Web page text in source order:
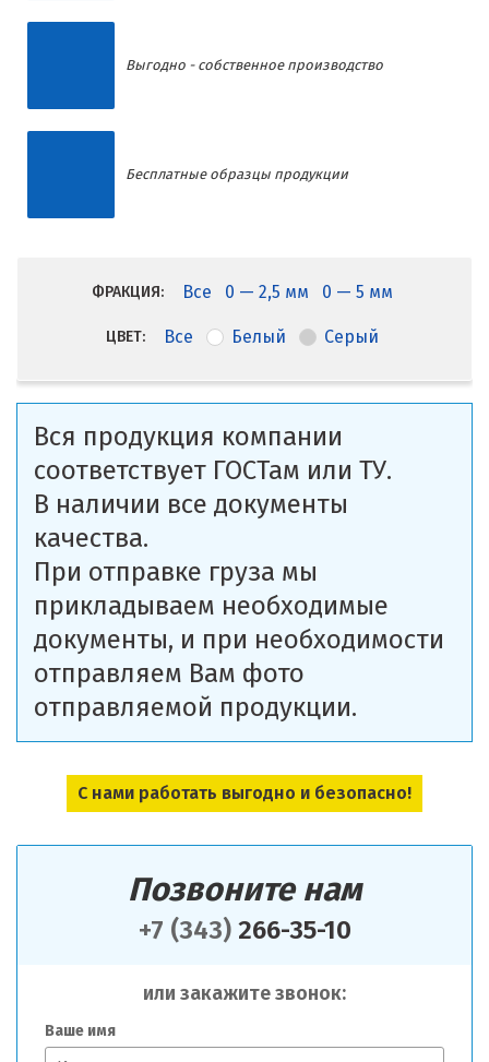
Позвоните нам
+7 (343)266-35-10
или закажите звонок:
Ваше имя
Выгодно - собственное производство
Бесплатные образцы продукции
ФРАКЦИЯ: Все 0 — 2,5 мм 0 — 5 мм
ЦВЕТ: Все Белый Серый
Вся продукция компании
соответствует ГОСТам или ТУ.
В наличии все документы
качества.
При отправке груза мы
прикладываем необходимые
документы, и при необходимости
отправляем Вам фото
отправляемой продукции.
С нами работать выгодно и безопасно!